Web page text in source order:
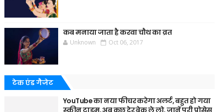
कब मनाया जाता है करवा चौथ का व्रत
Unknown Oct 06, 2017
टेक एंड गैजेट
YouTube का नया फीचर करेगा अलर्ट, बहुत हो गया
स्क्रीन टाइम, अब कुछ देर ब्रेक ले लो, जानें पूरी प्रोसेस